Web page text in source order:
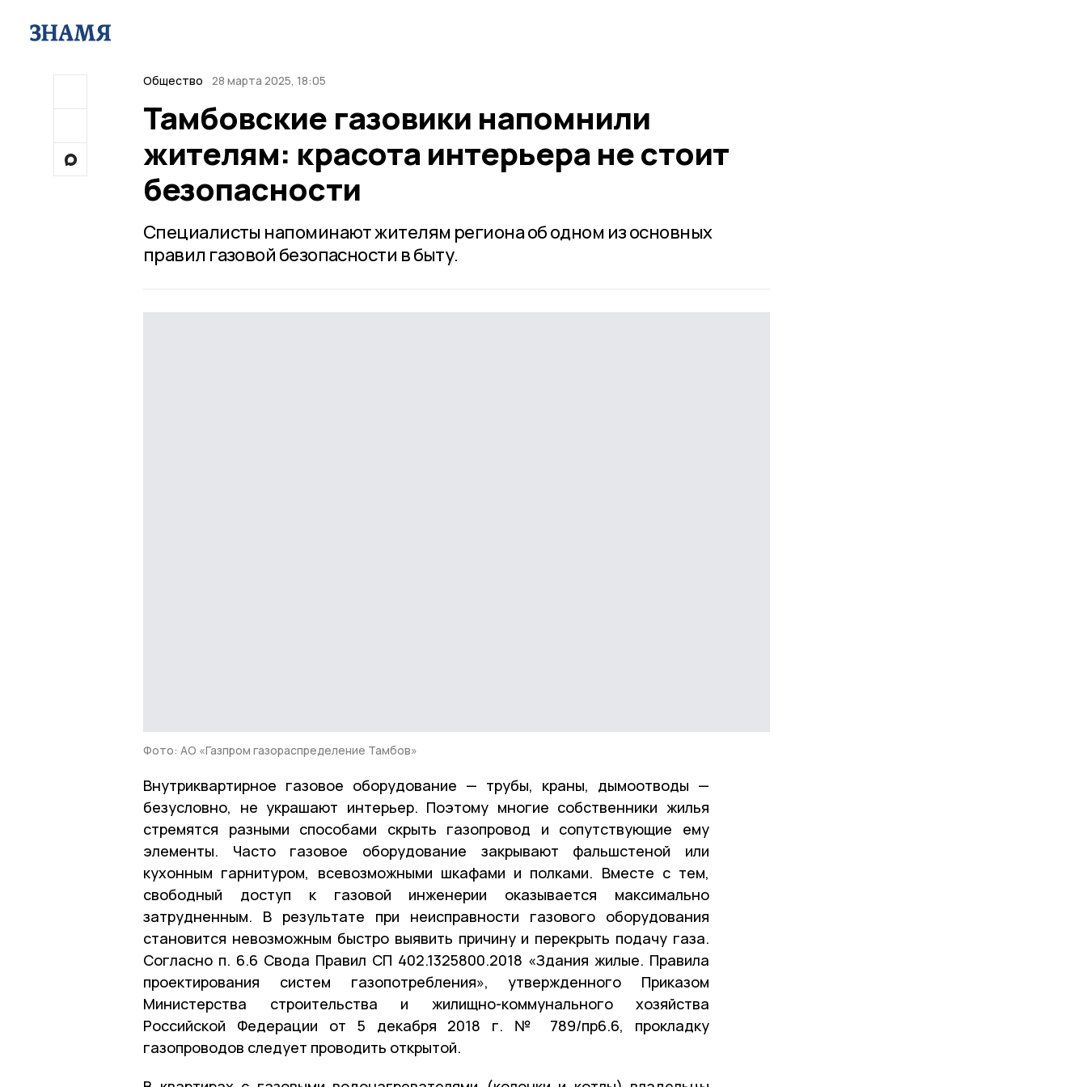
Общество 28 марта 2025, 18:05
Тамбовские газовики напомнили
жителям: красота интерьера не стоит
безопасности
Специалисты напоминают жителям региона об одном из основных
правил газовой безопасности в быту.
Фото: АО «Газпром газораспределение Тамбов»
Внутриквартирное газовое оборудование — трубы, краны, дымоотводы —
безусловно, не украшают интерьер. Поэтому многие собственники жилья
стремятся разными способами скрыть газопровод и сопутствующие ему
элементы. Часто газовое оборудование закрывают фальшстеной или
кухонным гарнитуром, всевозможными шкафами и полками. Вместе с тем,
свободный доступ к газовой инженерии оказывается максимально
затрудненным. В результате при неисправности газового оборудования
становится невозможным быстро выявить причину и перекрыть подачу газа.
Согласно п. 6.6 Свода Правил СП 402.1325800.2018 «Здания жилые. Правила
проектирования систем газопотребления», утвержденного Приказом
Министерства строительства и жилищно-коммунального хозяйства
Российской Федерации от 5 декабря 2018 г. № 789/пр6.6, прокладку
газопроводов следует проводить открытой.